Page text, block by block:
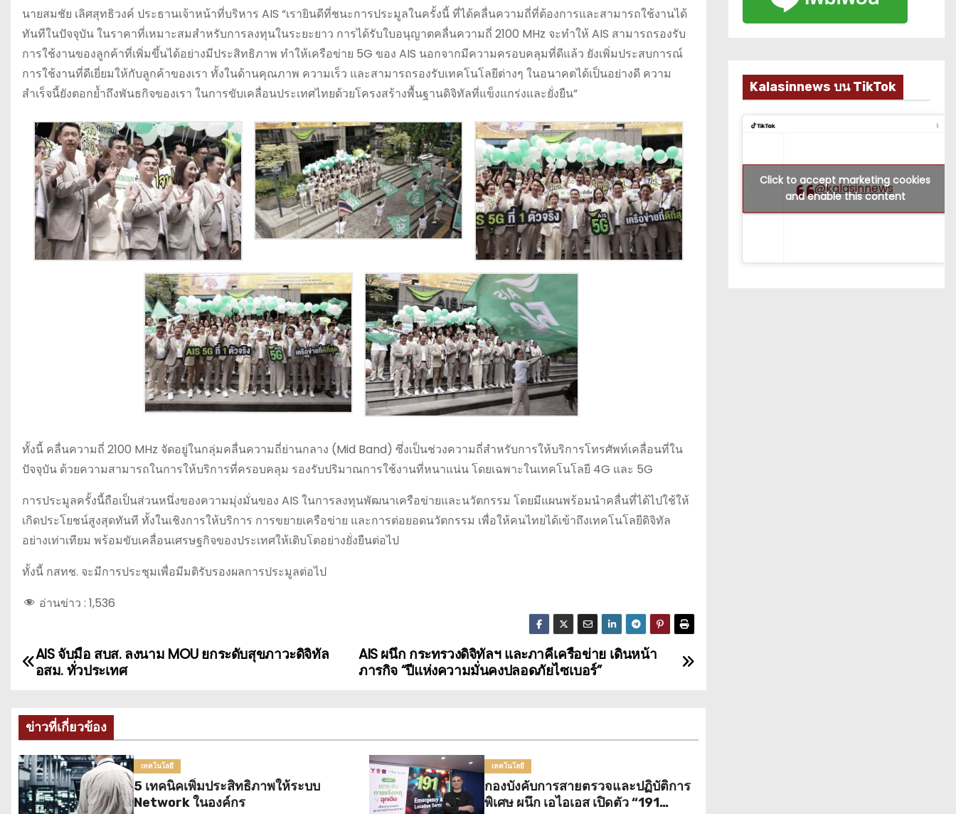
นายสมชัย เลิศสุทธิวงค์ ประธานเจ้าหน้าที่บริหาร AIS “เรายินดีที่ชนะการประมูลในครั้งนี้ ที่ได้คลื่นความถี่ที่ต้องการและสามารถใช้งานได้
ทันทีในปัจจุบัน ในราคาที่เหมาะสมสำหรับการลงทุนในระยะยาว การได้รับใบอนุญาตคลื่นความถี่ 2100 MHz จะทำให้ AIS สามารถรองรับ
การใช้งานของลูกค้าที่เพิ่มขึ้นได้อย่างมีประสิทธิภาพ ทำให้เครือข่าย 5G ของ AIS นอกจากมีความครอบคลุมที่ดีแล้ว ยังเพิ่มประสบการณ์
การใช้งานที่ดีเยี่ยมให้กับลูกค้าของเรา ทั้งในด้านคุณภาพ ความเร็ว และสามารถรองรับเทคโนโลยีต่างๆ ในอนาคตได้เป็นอย่างดี ความ
สำเร็จนี้ยังตอกย้ำถึงพันธกิจของเรา ในการขับเคลื่อนประเทศไทยด้วยโครงสร้างพื้นฐานดิจิทัลที่แข็งแกร่งและยั่งยืน”
ทั้งนี้ คลื่นความถี่ 2100 MHz จัดอยู่ในกลุ่มคลื่นความถี่ย่านกลาง (Mid Band) ซึ่งเป็นช่วงความถี่สำหรับการให้บริการโทรศัพท์เคลื่อนที่ใน
ปัจจุบัน ด้วยความสามารถในการให้บริการที่ครอบคลุม รองรับปริมาณการใช้งานที่หนาแน่น โดยเฉพาะในเทคโนโลยี 4G และ 5G
การประมูลครั้งนี้ถือเป็นส่วนหนึ่งของความมุ่งมั่นของ AIS ในการลงทุนพัฒนาเครือข่ายและนวัตกรรม โดยมีแผนพร้อมนำคลื่นที่ได้ไปใช้ให้
เกิดประโยชน์สูงสุดทันที ทั้งในเชิงการให้บริการ การขยายเครือข่าย และการต่อยอดนวัตกรรม เพื่อให้คนไทยได้เข้าถึงเทคโนโลยีดิจิทัล
อย่างเท่าเทียม พร้อมขับเคลื่อนเศรษฐกิจของประเทศให้เติบโตอย่างยั่งยืนต่อไป
ทั้งนี้ กสทช. จะมีการประชุมเพื่อมีมติรับรองผลการประมูลต่อไป
อ่านข่าว : 1,536
แ
ะ
แ
น
AIS ผนึก กระทรวงดิจิทัลฯ และภาคีเครือข่าย เดินหน้า
ภารกิจ “ปีแห่งความมั่นคงปลอดภัยไซเบอร์”
AIS จับมือ สบส. ลงนาม MOU ยกระดับสุขภาวะดิจิทัล
อสม. ทั่วประเทศ
ข่าวที่เกี่ยวข้อง
เทคโนโลยี
5 เทคนิคเพิ่มประสิทธิภาพให้ระบบ
Network ในองค์กร
เทคโนโลยี
กองบังคับการสายตรวจและปฏิบัติการ
พิเศษ ผนึก เอไอเอส เปิดตัว “191
Kalasinnews บน TikTok
@kalasinnews
Click to accept marketing cookies
and enable this content